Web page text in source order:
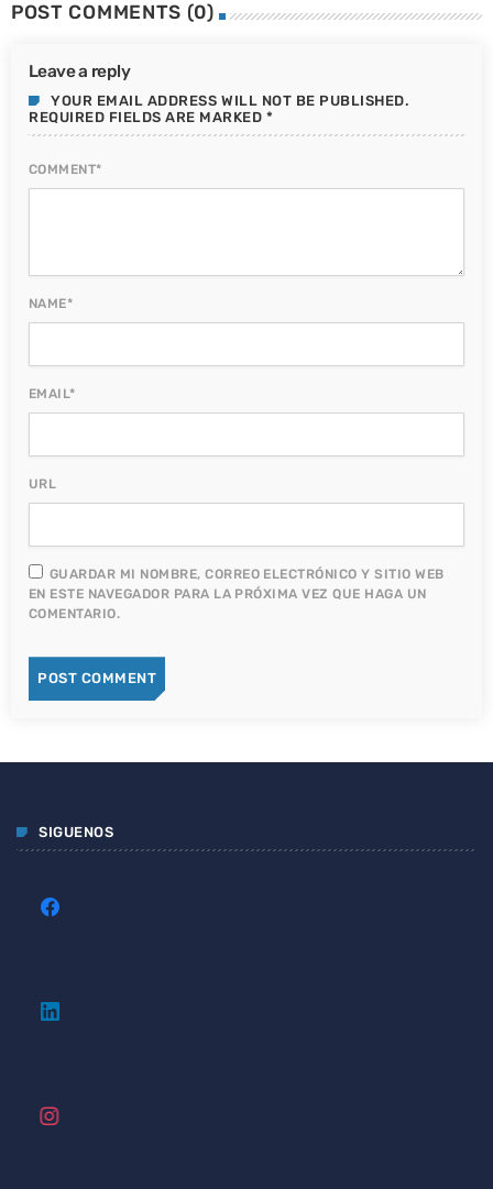
POST COMMENTS (0)
Leave a reply
YOUR EMAIL ADDRESS WILL NOT BE PUBLISHED.
REQUIRED FIELDS ARE MARKED *
COMMENT*
NAME*
EMAIL*
URL
GUARDAR MI NOMBRE, CORREO ELECTRÓNICO Y SITIO WEB
EN ESTE NAVEGADOR PARA LA PRÓXIMA VEZ QUE HAGA UN
COMENTARIO.
SIGUENOS